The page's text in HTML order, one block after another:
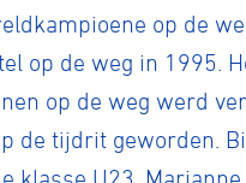
op de
op de weg in 1995.
op de weg werd
de tijdrit geworden.